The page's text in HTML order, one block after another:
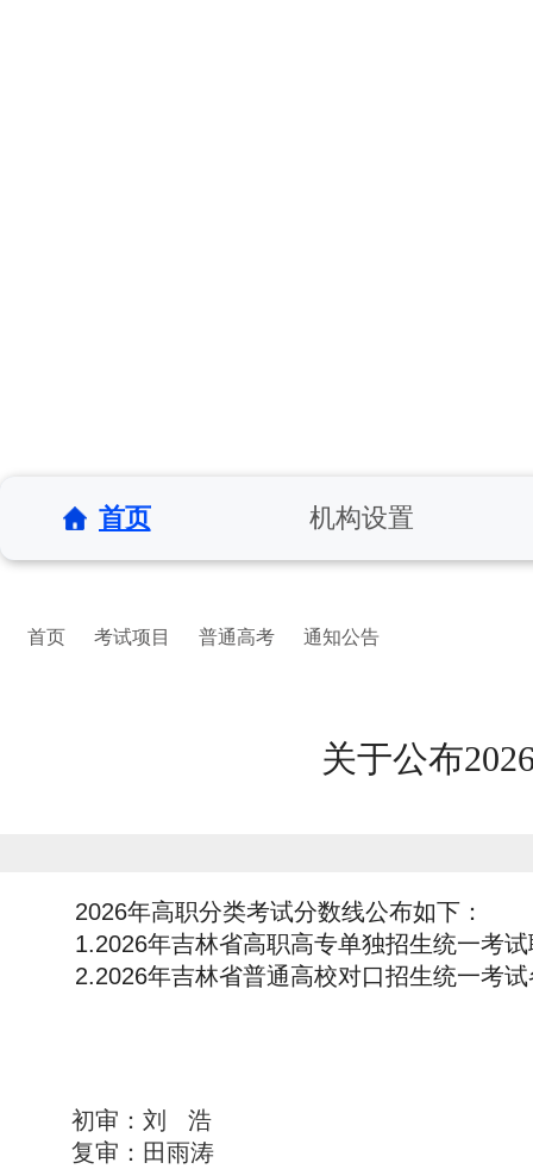
首页 机构设置
首页 考试项目 普通高考 通知公告
关于公布
2026年高职分类考试分数线公布如下：
1.2026年吉林省高职高专单独招生统一考
2.2026年吉林省普通高校对口招生统一考
初审：刘 浩
复审：田雨涛